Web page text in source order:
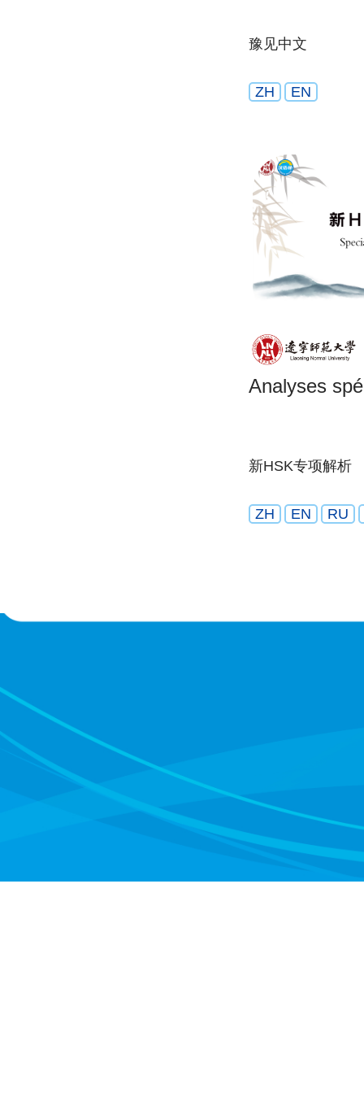
豫见中文
ZH EN
Analyses
新HSK专项解析
ZH EN RU